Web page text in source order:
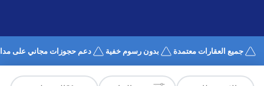
كيف
تعمل؟
الأسئلة
الشائعة
جميع العقارات معتمدة بدون رسوم خفية دعم حجوزات مجاني على مدار